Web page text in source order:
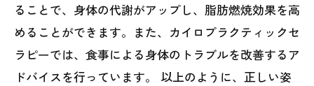
ることで、身体の代謝がアップし、脂肪燃焼効果を高
めることができます。また、カイロプラクティックセ
ラピーでは、食事による身体のトラブルを改善するア
ドバイスを行っています。 以上のように、正しい姿